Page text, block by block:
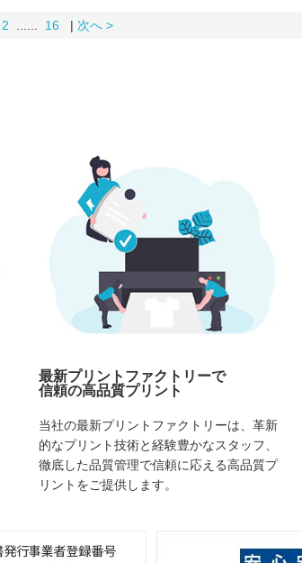
2 ...... 16 | 次へ >
最新プリントファクトリーで
信頼の高品質プリント
当社の最新プリントファクトリーは、革新
的なプリント技術と経験豊かなスタッフ、
徹底した品質管理で信頼に応える高品質プ
リントをご提供します。